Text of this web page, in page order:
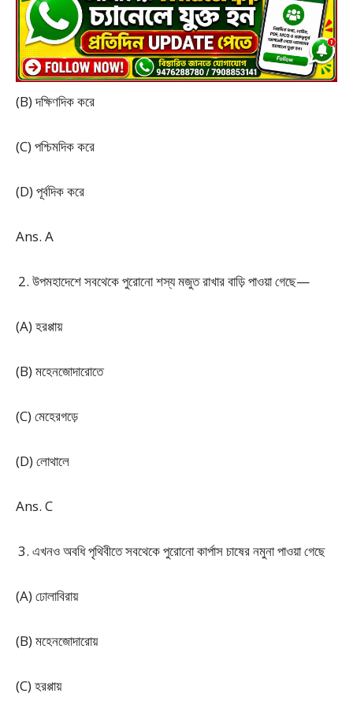
(B) দক্ষিণদিক করে
(C) পশ্চিমদিক করে
(D) পূর্বদিক করে
Ans. A
উপমহাদেশে সবথেকে পুরোনো শস্য মজুত রাখার বাড়ি পাওয়া গেছে—
(A) হরপ্পায়
(B) মহেনজোদারোতে
(C) মেহেরগড়ে
(D) লোথালে
Ans. C
এখনও অবধি পৃথিবীতে সবথেকে পুরোনো কার্পাস চাষের নমুনা পাওয়া গেছে
(A) ঢোলাবিরায়
(B) মহেনজোদারোয়
(C) হরপ্পায়